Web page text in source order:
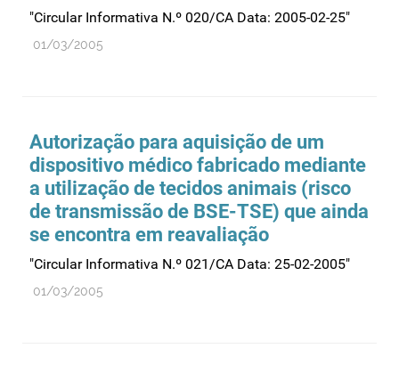
"Circular Informativa N.º 020/CA Data: 2005-02-25"
01/03/2005
Autorização para aquisição de um
dispositivo médico fabricado mediante
a utilização de tecidos animais (risco
de transmissão de BSE-TSE) que ainda
se encontra em reavaliação
"Circular Informativa N.º 021/CA Data: 25-02-2005"
01/03/2005